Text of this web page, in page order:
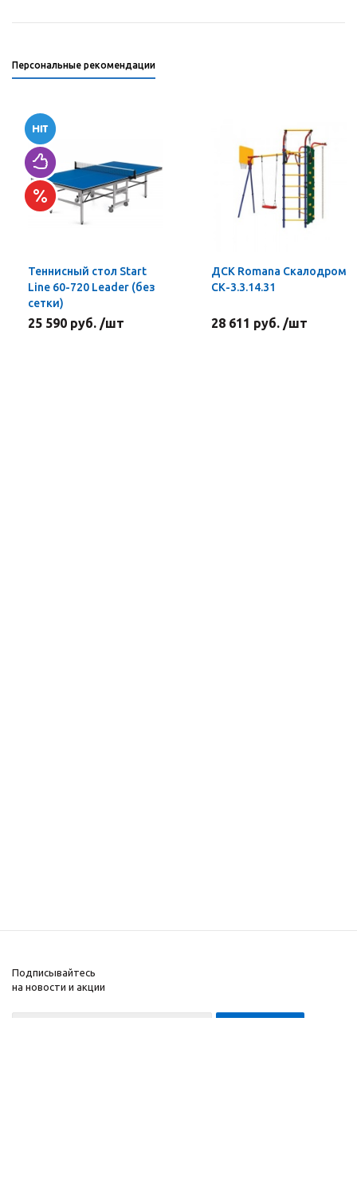
Персональные рекомендации
Теннисный стол Start
Line 60-720 Leader (без
сетки)
25 590 руб. /шт
ДСК Romana Скалодром
СК-3.3.14.31
28 611 руб. /шт
Подписывайтесь
на новости и акции